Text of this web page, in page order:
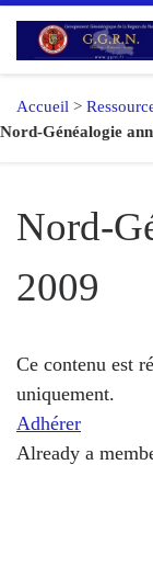
Passer au
Accueil >
Nord-Généalogie
Nord-
2009
Ce contenu est
uniquement.
Adhérer
Already a